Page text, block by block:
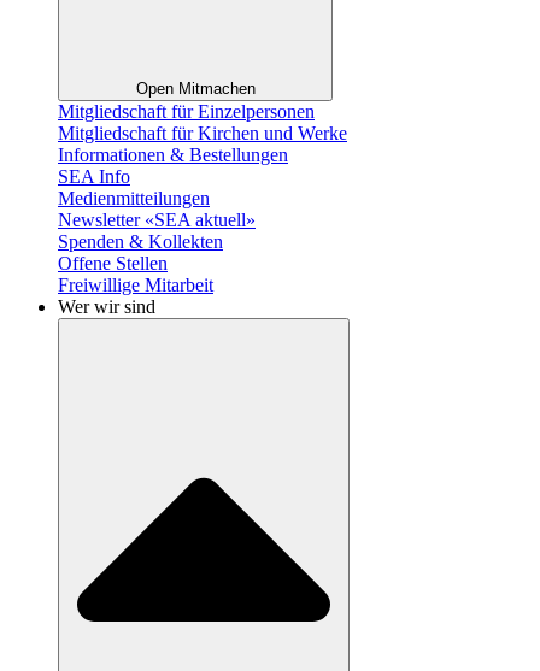
Open Mitmachen
Mitgliedschaft für Einzelpersonen
Mitgliedschaft für Kirchen und Werke
Informationen & Bestellungen
SEA Info
Medienmitteilungen
Newsletter «SEA aktuell»
Spenden & Kollekten
Offene Stellen
Freiwillige Mitarbeit
Wer wir sind